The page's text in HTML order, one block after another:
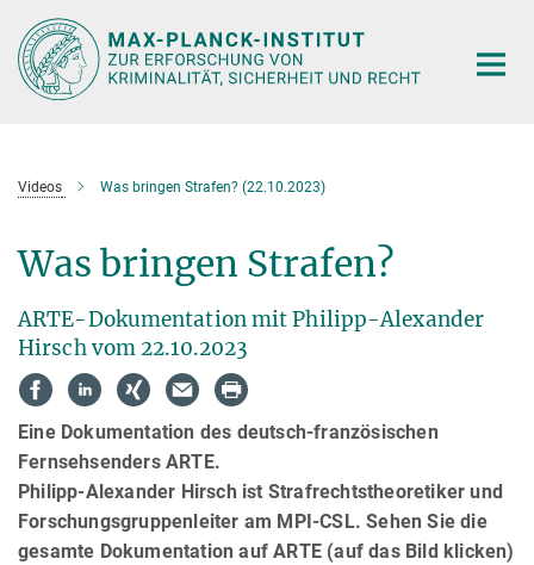
Hauptinhalt
Videos Was bringen Strafen? (22.10.2023)
Was bringen Strafen?
ARTE-Dokumentation mit Philipp-Alexander
Hirsch vom 22.10.2023
Eine Dokumentation des deutsch-französischen
Fernsehsenders ARTE.
Philipp-Alexander Hirsch ist Strafrechtstheoretiker und
Forschungsgruppenleiter am MPI-CSL. Sehen Sie die
gesamte Dokumentation auf ARTE (auf das Bild klicken)​